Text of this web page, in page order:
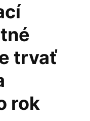
trvať
rok